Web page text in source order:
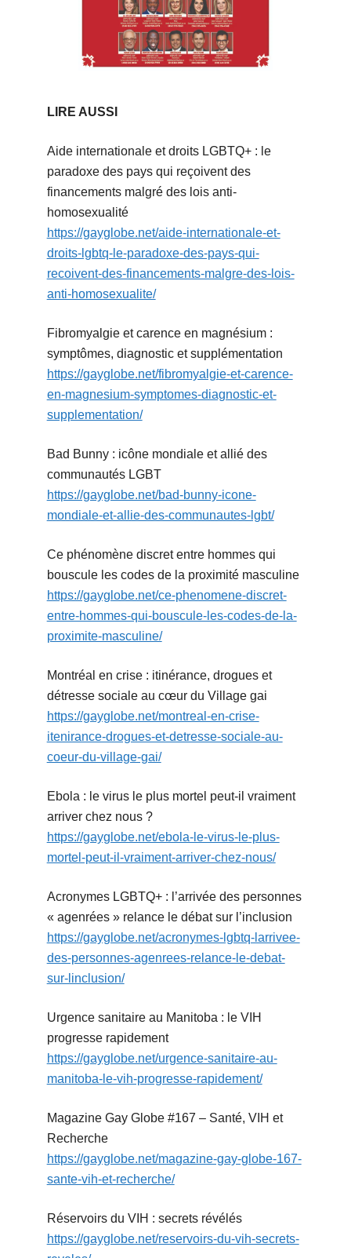
LIRE AUSSI
Aide internationale et droits LGBTQ+ : le
paradoxe des pays qui reçoivent des
financements malgré des lois anti-
homosexualité
https://gayglobe.net/aide-internationale-et-
droits-lgbtq-le-paradoxe-des-pays-qui-
recoivent-des-financements-malgre-des-lois-
anti-homosexualite/
Fibromyalgie et carence en magnésium :
symptômes, diagnostic et supplémentation
https://gayglobe.net/fibromyalgie-et-carence-
en-magnesium-symptomes-diagnostic-et-
supplementation/
Bad Bunny : icône mondiale et allié des
communautés LGBT
https://gayglobe.net/bad-bunny-icone-
mondiale-et-allie-des-communautes-lgbt/
Ce phénomène discret entre hommes qui
bouscule les codes de la proximité masculine
https://gayglobe.net/ce-phenomene-discret-
entre-hommes-qui-bouscule-les-codes-de-la-
proximite-masculine/
Montréal en crise : itinérance, drogues et
détresse sociale au cœur du Village gai
https://gayglobe.net/montreal-en-crise-
itenirance-drogues-et-detresse-sociale-au-
coeur-du-village-gai/
Ebola : le virus le plus mortel peut-il vraiment
arriver chez nous ?
https://gayglobe.net/ebola-le-virus-le-plus-
mortel-peut-il-vraiment-arriver-chez-nous/
Acronymes LGBTQ+ : l’arrivée des personnes
« agenrées » relance le débat sur l’inclusion
https://gayglobe.net/acronymes-lgbtq-larrivee-
des-personnes-agenrees-relance-le-debat-
sur-linclusion/
Urgence sanitaire au Manitoba : le VIH
progresse rapidement
https://gayglobe.net/urgence-sanitaire-au-
manitoba-le-vih-progresse-rapidement/
Magazine Gay Globe #167 – Santé, VIH et
Recherche
https://gayglobe.net/magazine-gay-globe-167-
sante-vih-et-recherche/
Réservoirs du VIH : secrets révélés
https://gayglobe.net/reservoirs-du-vih-secrets-